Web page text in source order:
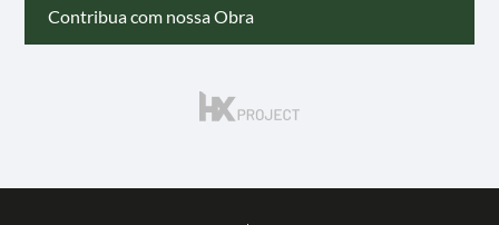
Contribua com nossa Obra